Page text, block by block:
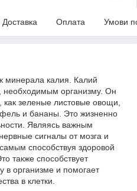
Доставка Оплата Умови
минерала калия. Калий
организму. Он
как зеленые листовые овощи,
и бананы. Это жизненно
Являясь важным
сигналы от мозга и
способствуя здоровой
также способствует
в организме и помогает
в клетки.